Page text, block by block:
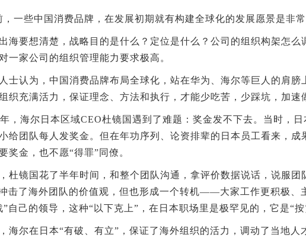
些中国消费品牌，在发展初期就有构建全球化的发展愿景是非常
要想清楚，战略目的是什么？定位是什么？公司的组织构架怎
一家公司的组织管理能力要求极高。
认为，中国消费品牌布局全球化，站在华为、海尔等巨人的肩膀
织充满活力，保证理念、方法和执行，才能少吃苦，少踩坑，加速
海尔日本区域CEO杜镜国遇到了难题：奖金发不下去。当时，日
给团队每人发奖金。但在年功序列、论资排辈的日本员工看来，
奖金，也不愿“得罪”同僚。
镜国花了半年时间，和整个团队沟通，拿评价数据说话，说服团
击了海外团队的价值观，但也形成一个转机——大家工作更积极、
”自己的领导，这种“以下克上”，在日本职场里是极罕见的，它是“
尔在日本“有破、有立”，保证了海外组织的活力，调动了当地人